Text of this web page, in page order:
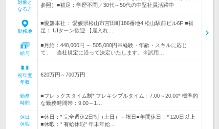
対象と
なる方
参照）■補足：学歴不問／30代～50代の中堅社員活躍中
勤務地
■愛媛本社： 愛媛県松山市宮田町186番地4 松山駅前ビル6F ■補
足： UIターン歓迎 【雇入れ…
給与
■月給：448,000円 ～ 505,000円※経験・年齢・スキルに応じ
て、 当社規定に沿って決定いたします。※試用…
初年度
年収
620万円～700万円
勤務
時間
■フレックスタイム制* フレキシブルタイム：7:00～20:00* 標準的
な勤務時間帯：9:00～1…
休日
休暇
■休日：* 完全週休2日制（土日）＋祝日■年間休日：* 120日以上
■休暇：* 有給休暇* 年末年始…